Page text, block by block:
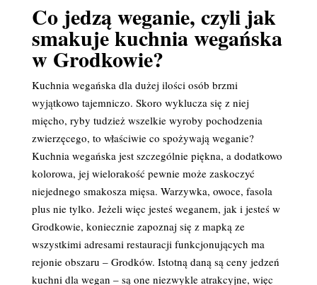
Co jedzą weganie, czyli jak
smakuje kuchnia wegańska
w Grodkowie?
Kuchnia wegańska dla dużej ilości osób brzmi
wyjątkowo tajemniczo. Skoro wyklucza się z niej
mięcho, ryby tudzież wszelkie wyroby pochodzenia
zwierzęcego, to właściwie co spożywają weganie?
Kuchnia wegańska jest szczególnie piękna, a dodatkowo
kolorowa, jej wielorakość pewnie może zaskoczyć
niejednego smakosza mięsa. Warzywka, owoce, fasola
plus nie tylko. Jeżeli więc jesteś weganem, jak i jesteś w
Grodkowie, koniecznie zapoznaj się z mapką ze
wszystkimi adresami restauracji funkcjonujących ma
rejonie obszaru – Grodków. Istotną daną są ceny jedzeń
kuchni dla wegan – są one niezwykle atrakcyjne, więc